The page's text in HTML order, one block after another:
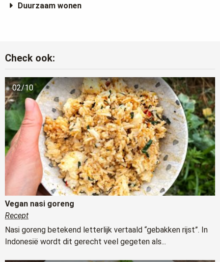
Duurzaam wonen
Check ook:
02/10
Vegan nasi goreng
Recept
Nasi goreng betekend letterlijk vertaald “gebakken rijst”. In
Indonesië wordt dit gerecht veel gegeten als...